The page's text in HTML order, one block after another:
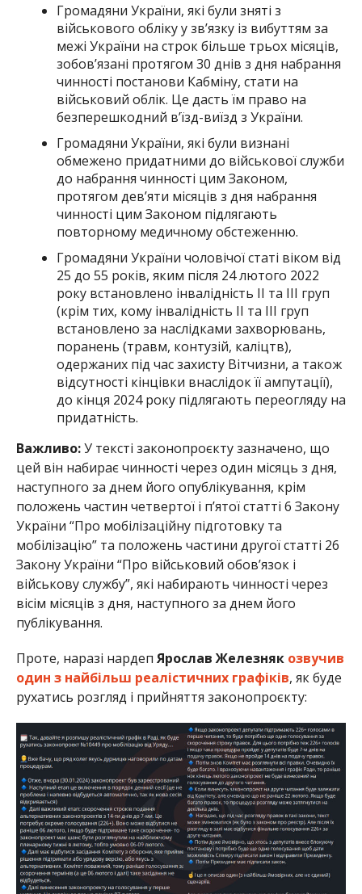
Громадяни України, які були зняті з
військового обліку у зв’язку із вибуттям за
межі України на строк більше трьох місяців,
зобов’язані протягом 30 днів з дня набрання
чинності постанови Кабміну, стати на
військовий облік. Це дасть їм право на
безперешкодний в’їзд-виїзд з України.
Громадяни України, які були визнані
обмежено придатними до військової служби
до набрання чинності цим Законом,
протягом дев’яти місяців з дня набрання
чинності цим Законом підлягають
повторному медичному обстеженню.
Громадяни України чоловічої статі віком від
25 до 55 років, яким після 24 лютого 2022
року встановлено інвалідність ІІ та ІІІ груп
(крім тих, кому інвалідність ІІ та ІІІ груп
встановлено за наслідками захворювань,
поранень (травм, контузій, каліцтв),
одержаних під час захисту Вітчизни, а також
відсутності кінцівки внаслідок її ампутації),
до кінця 2024 року підлягають переогляду на
придатність.
Важливо:У тексті законопроєкту зазначено, що
цей він набирає чинності через один місяць з дня,
наступного за днем його опублікування, крім
положень частин четвертої і п’ятої статті 6 Закону
України “Про мобілізаційну підготовку та
мобілізацію” та положень частини другої статті 26
Закону України “Про військовий обов’язок і
військову службу”, які набирають чинності через
вісім місяців з дня, наступного за днем його
публікування.
Проте, наразі нардеп Ярослав Железняк озвучив
один з найбільш реалістичних графіків, як буде
рухатись розгляд і прийняття законопроєкту: